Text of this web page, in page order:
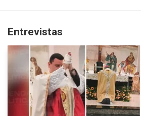
Entrevistas